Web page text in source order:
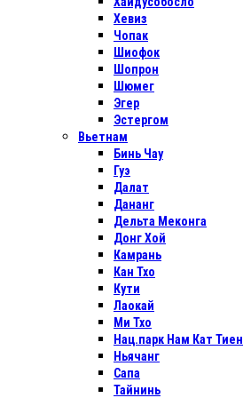
Хевиз
Чопак
Шиофок
Шопрон
Шюмег
Эгер
Эстергом
Вьетнам
Бинь Чау
Гуэ
Далат
Дананг
Дельта Меконга
Донг Хой
Камрань
Кан Тхо
Кути
Лаокай
Ми Тхо
Нац.парк Нам Кат Тиен
Ньячанг
Сапа
Тайнинь